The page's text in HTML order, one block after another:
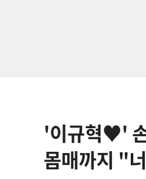
'이규혁♥' 손
몸매까지 "